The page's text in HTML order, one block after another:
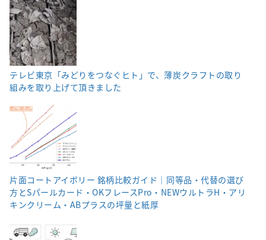
テレビ東京「みどりをつなぐヒト」で、薄炭クラフトの取り
組みを取り上げて頂きました
片面コートアイボリー 銘柄比較ガイド｜同等品・代替の選び
方とSパールカード・OKフレースPro・NEWウルトラH・アリ
キンクリーム・ABプラスの坪量と紙厚